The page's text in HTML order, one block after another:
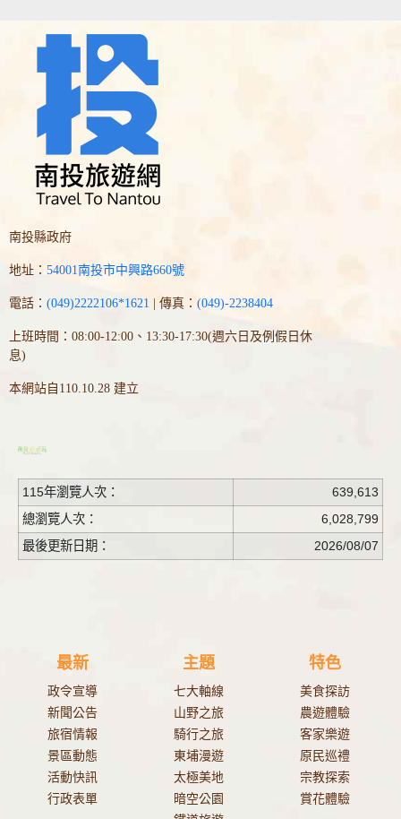
南投縣政府
地址： 54001南投市中興路660號
電話： (049)2222106*1621 | 傳真： (049)-2238404
上班時間：08:00-12:00、13:30-17:30(週六日及例假日休
息)
本網站自110.10.28 建立
115年瀏覽人次：
639,613
總瀏覽人次：
6,028,799
最後更新日期：
2026/08/07
最新
政令宣導
新聞公告
旅宿情報
景區動態
活動快訊
行政表單
主題
七大軸線
山野之旅
騎行之旅
東埔漫遊
太極美地
暗空公園
特色
美食探訪
農遊體驗
客家樂遊
原民巡禮
宗教探索
賞花體驗